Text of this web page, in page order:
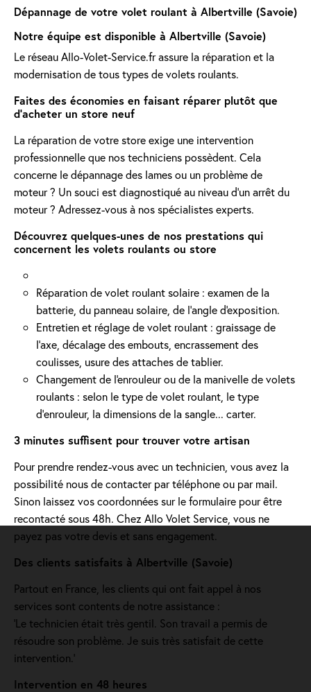
Dépannage de votre volet roulant à Albertville (Savoie)
Notre équipe est disponible à Albertville (Savoie)
Le réseau Allo-Volet-Service.fr assure la réparation et la
modernisation de tous types de volets roulants.
Faites des économies en faisant réparer plutôt que
d'acheter un store neuf
La réparation de votre store exige une intervention
professionnelle que nos techniciens possèdent. Cela
concerne le dépannage des lames ou un problème de
moteur ? Un souci est diagnostiqué au niveau d'un arrêt du
moteur ? Adressez-vous à nos spécialistes experts.
Découvrez quelques-unes de nos prestations qui
concernent les volets roulants ou store
Réparation de volet roulant solaire : examen de la
batterie, du panneau solaire, de l'angle d'exposition.
Entretien et réglage de volet roulant : graissage de
l’axe, décalage des embouts, encrassement des
coulisses, usure des attaches de tablier.
Changement de l'enrouleur ou de la manivelle de volets
roulants : selon le type de volet roulant, le type
d’enrouleur, la dimensions de la sangle... carter.
3 minutes suffisent pour trouver votre artisan
Pour prendre rendez-vous avec un technicien, vous avez la
possibilité nous de contacter par téléphone ou par mail.
Sinon laissez vos coordonnées sur le formulaire pour être
recontacté sous 48h. Chez Allo Volet Service, vous ne
payez pas votre devis et sans engagement.
Des clients satisfaits à Albertville (Savoie)
Partout en France, les clients qui ont fait appel à nos
services sont contents de notre assistance :
'Le technicien était très gentil. Son travail a permis de
résoudre son problème. Je suis très satisfait de cette
intervention.'
Intervention en 48 heures